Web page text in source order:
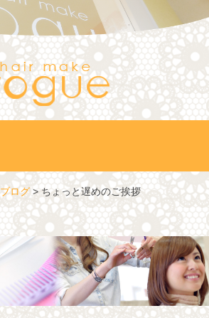
ブログ>ちょっと遅めのご挨拶